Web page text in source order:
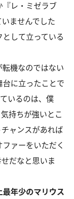
『レ・ミゼラブ
ませんでした
して立っている
機なのではない
に立ったことで
いるのは、僕
持ちが強いとこ
ャンスがあれば
ァーをいただく
だなと思いま
年少のマリウス